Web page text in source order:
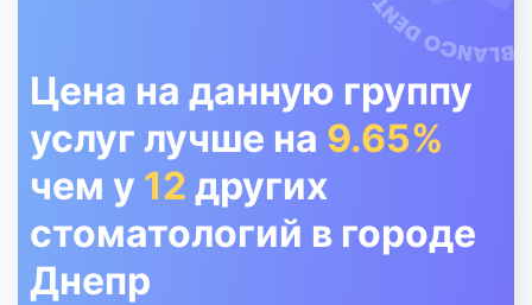
Цена на данную группу
услуг лучше на 9.65%
чем у 12 других
стоматологий в городе
Днепр